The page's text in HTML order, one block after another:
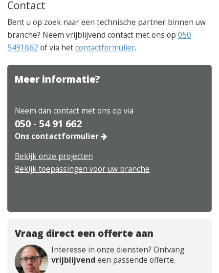
Contact
Bent u op zoek naar een technische partner binnen uw
branche? Neem vrijblijvend contact met ons op 050
5491662 of via hetcontactformulier.
Meer informatie?
Neem dan contact met ons op via
050 - 54 91 662
Ons contactformulier
Bekijk onze projecten
Bekijk toepassingen voor uw branche
Vraag direct een offerte aan
Interesse in onze diensten? Ontvang
vrijblijvend een passende offerte.